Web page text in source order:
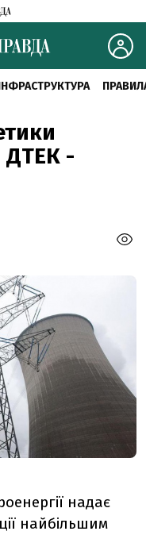
ДТЕК -
надає
найбільшим